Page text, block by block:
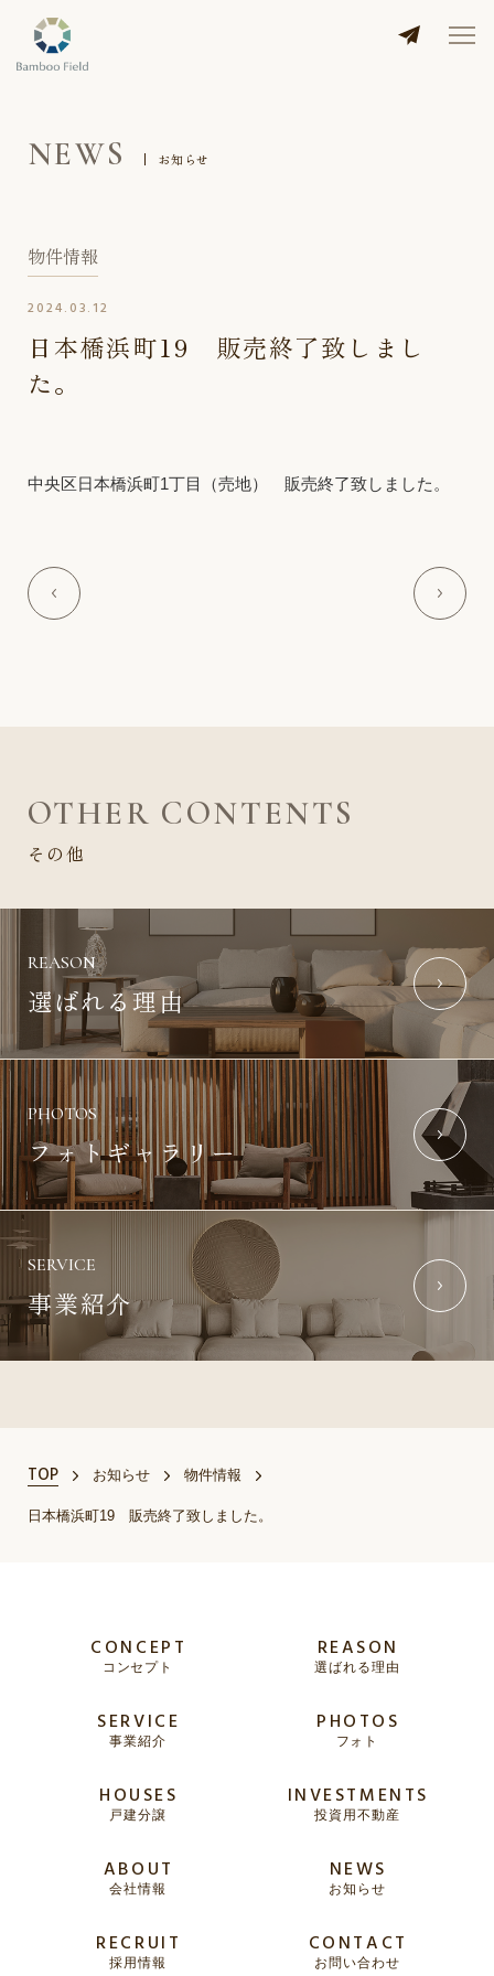
NEWS お知らせ
物件情報
2024.03.12
日本橋浜町19 販売終了致しまし
た。
中央区日本橋浜町1丁目（売地） 販売終了致しました。
OTHER CONTENTS
その他
REASON
選ばれる理由
PHOTOS
フォトギャラリー
SERVICE
事業紹介
TOP お知らせ 物件情報
日本橋浜町19 販売終了致しました。
CONCEPT
コンセプト
REASON
選ばれる理由
SERVICE
事業紹介
PHOTOS
フォト
HOUSES
戸建分譲
INVESTMENTS
投資用不動産
ABOUT
会社情報
NEWS
お知らせ
RECRUIT
採用情報
CONTACT
お問い合わせ